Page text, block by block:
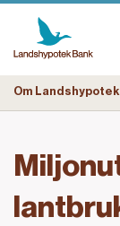
Om Landshypotek